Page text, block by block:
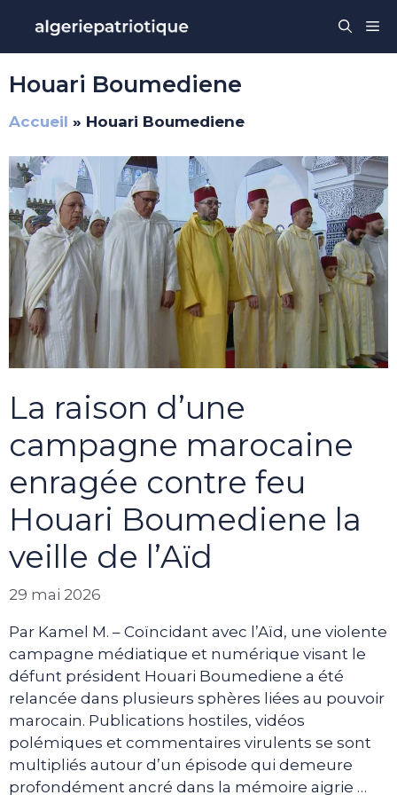
contenu
Houari Boumediene
Accueil » Houari Boumediene
La raison d’une
campagne marocaine
enragée contre feu
Houari Boumediene la
veille de l’Aïd
29 mai 2026
Par Kamel M. – Coïncidant avec l’Aïd, une violente
campagne médiatique et numérique visant le
défunt président Houari Boumediene a été
relancée dans plusieurs sphères liées au pouvoir
marocain. Publications hostiles, vidéos
polémiques et commentaires virulents se sont
multipliés autour d’un épisode qui demeure
profondément ancré dans la mémoire aigrie …